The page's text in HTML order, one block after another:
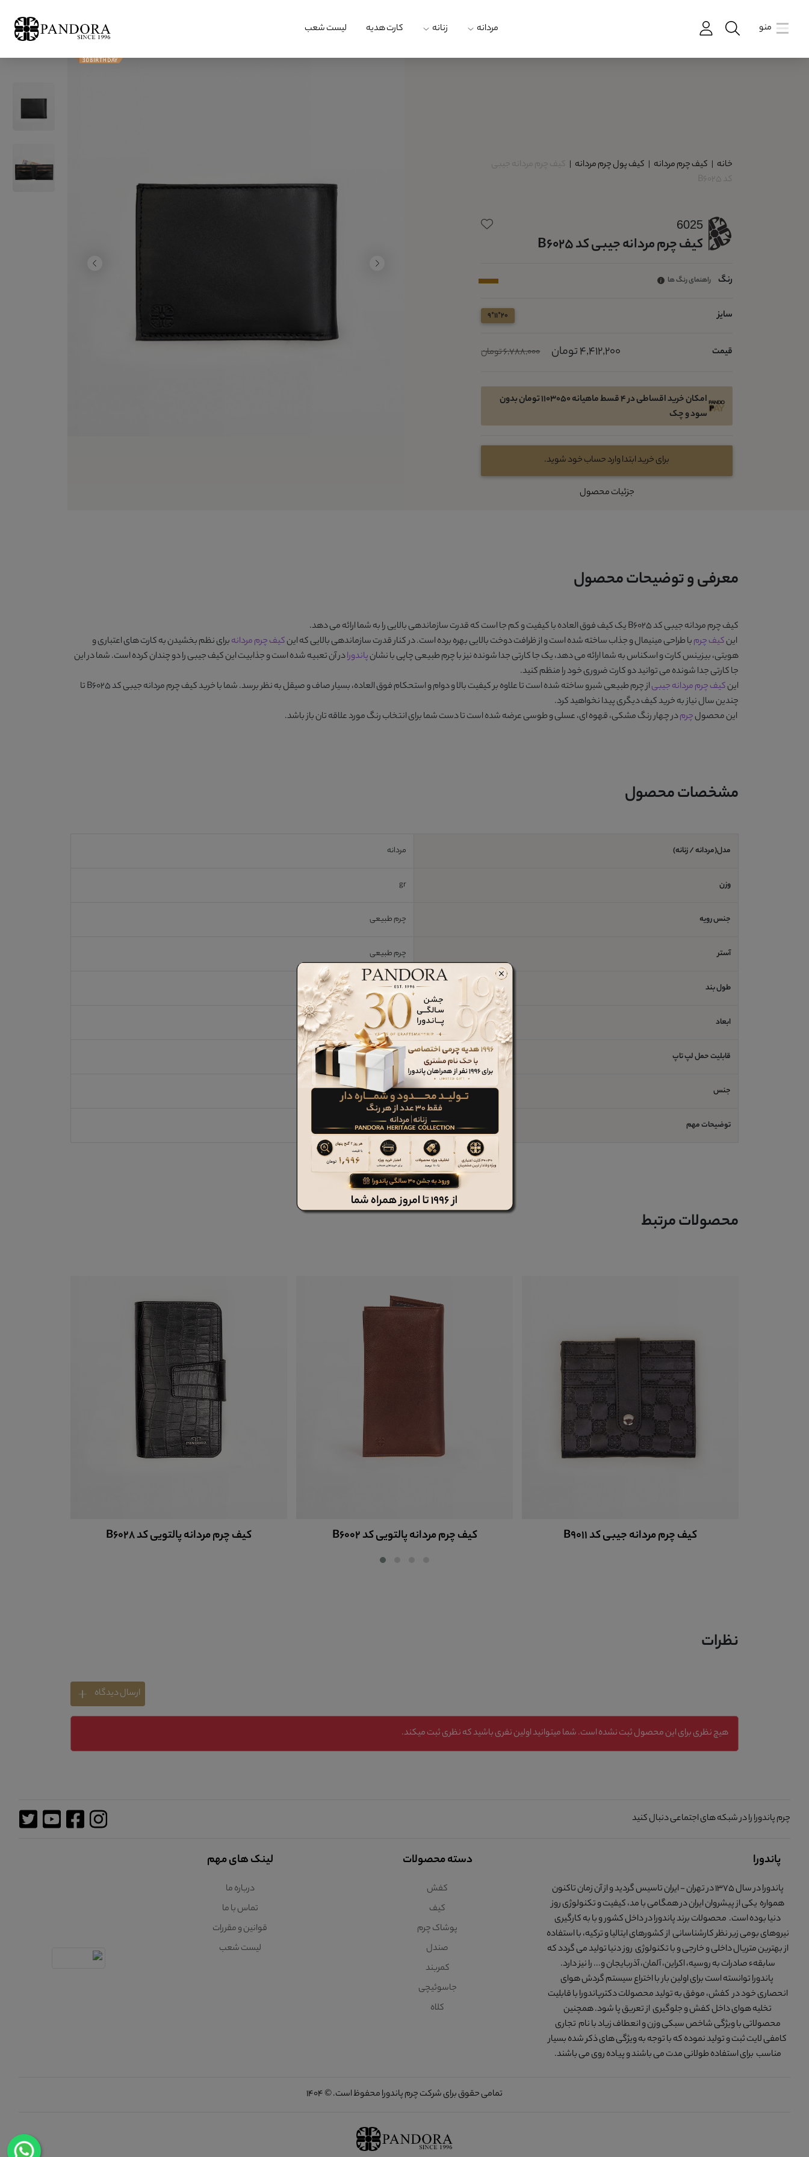
منو مردانه زنانه کارت هدیه لیست شعب
خانه | کیف چرم مردانه | کیف پول چرم مردانه | کیف چرم مردانه جیبی
کد B6025
6025
کیف چرم مردانه جیبی کد B6025
رنگ راهنمای رنگ ها
سایز 20*11*9
قیمت 4,412,200 تومان 6,788,000 تومان
امکان خرید اقساطی در 4 قسط ماهیانه 1103050 تومان بدون
سود و چک
برای خرید ابتدا وارد حساب خود شوید.
جزئیات محصول
معرفی و توضیحات محصول
کیف چرم مردانه جیبی کد B6025
یک کیف فوق العاده با کیفیت و کم جا است که قدرت سازماندهی بالایی را به شما ارائه می دهد.
اینکیف چرمبا طراحی مینیمال و جذاب ساخته شده است و از ظرافت دوخت بالایی بهره برده است. در کنار قدرت سازماندهی بالایی که اینکیف چرم مردانهبرای نظم بخشیدن به کارت های اعتباری و
هویتی، بیزینس کارت و اسکناس به شما ارائه می دهد، یک جا کارتی جدا شونده نیز با چرم طبیعی چاپی با نشانپاندورادر آن تعبیه شده است و جذابیت این کیف جیبی را دو چندان کرده است. شما در این
جا کارتی جدا شونده می توانید دو کارت ضروری خود را منظم کنید.
اینکیف چرم مردانه جیبیاز چرم طبیعی شبرو ساخته شده است تا علاوه بر کیفیت بالا و دوام و استحکام فوق العاده، بسیار صاف و صیقل به نظر برسد. شما با خریدکیف چرم مردانه جیبی کد B6025
تا
چندین سال نیاز به خرید کیف دیگری پیدا نخواهید کرد.
این محصولچرمدر چهار رنگمشکی، قهوه ای، عسلی و طوسیعرضه شده است تا دست شما برای انتخاب رنگ مورد علاقه تان باز باشد.
مشخصات محصول
مدل(مردانه / زنانه) مردانه
وزن gr
جنس رویه چرم طبیعی
آستر چرم طبیعی
طول بند
ابعاد 20*11*9 cm
قابلیت حمل لپ تاپ خیر
جنس شبرو
توضیحات مهم 15 تا کارت + اسکناس
محصولات مرتبط
کیف چرم مردانه پالتویی کد B6002 کیف چرم مردانه پالتویی کد B6028 کیف چرم مردانه جیبی کد B6025
نظرات
ارسال دیدگاه
هیچ نظری برای این محصول ثبت نشده است. شما میتوانید اولین نفری باشید که نظری ثبت میکند.
چرم پاندورا را در شبکه های اجتماعی دنبال کنید
پاندورا
پاندورا در سال 1375 در تهران - ایران تاسیس گردید و از آن زمان تاکنون
همواره یکی از پیشروان ایران در همگامی با مد، کیفیت و تکنولوژی روز
دنیا بوده است. محصولات برند پاندورا در داخل کشور و با به کارگیری
نیروهای بومی زیر نظر کارشناسانی از کشورهای ایتالیا و ترکیه، با استفاده
از بهترین متریال داخلی و خارجی و با تکنولوژی روز دنیا تولید می گردد که
سابقهء صادرات به روسیه، اکراین، آلمان، آذربایجان و... را نیز دارد.
پاندورا توانسته است برای اولین بار با اختراع سیستم گردش هوای
انحصاری خود در کفش، موفق به تولید محصولات دکترپاندورا با قابلیت
تخلیه هوای داخل کفش و جلوگیری از تعریق پا شود. همچنین
محصولاتی با ویژگی شاخص سبکی وزن و انعطاف زیاد با نام تجاری
کامفی لایت ثبت و تولید نموده که با توجه به ویژگی های ذکر شده بسیار
مناسب برای استفاده طولانی مدت می باشند و پیاده روی می باشند.
دسته محصولات
کفش
کیف
پوشاک چرم
صندل
کمربند
جاسوئیچی
کلاه
لینک های مهم
درباره ما
تماس با ما
قوانین و مقررات
لیست شعب
تمامی حقوق برای شرکت چرم پاندورا محفوظ است. © 1404